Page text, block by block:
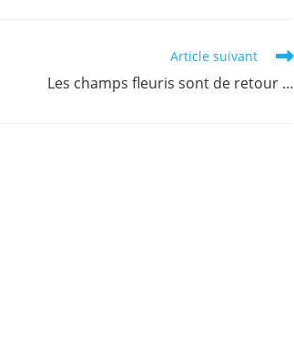
Article suivant
Les champs fleuris sont de retour …